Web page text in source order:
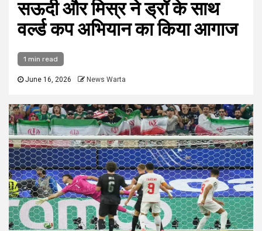
सऊदी और मिस्र ने ड्रॉ के साथ
वर्ल्ड कप अभियान का किया आगाज
1 min read
June 16, 2026 News Warta